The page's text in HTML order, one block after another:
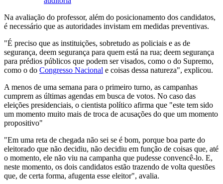
Na avaliação do professor, além do posicionamento dos candidatos,
é necessário que as autoridades invistam em medidas preventivas.
"É preciso que as instituições, sobretudo as policiais e as de
segurança, deem segurança para quem está na rua; deem segurança
para prédios públicos que podem ser visados, como o do Supremo,
como o do Congresso Nacional e coisas dessa natureza", explicou.
A menos de uma semana para o primeiro turno, as campanhas
cumprem as últimas agendas em busca de votos. No caso das
eleições presidenciais, o cientista político afirma que "este tem sido
um momento muito mais de troca de acusações do que um momento
propositivo"
"Em uma reta de chegada não sei se é bom, porque boa parte do
eleitorado que não decidiu, não decidiu em função de coisas que, até
o momento, ele não viu na campanha que pudesse convencê-lo. E,
neste momento, os dois candidatos estão trazendo de volta questões
que, de certa forma, afugenta esse eleitor", avalia.